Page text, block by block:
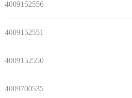
4009152556
4009152551
4009152550
4009700535